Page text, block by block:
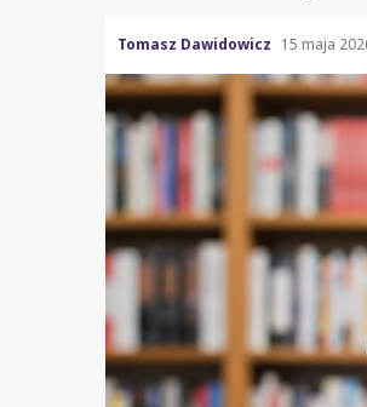
Tomasz Dawidowicz 15 maja